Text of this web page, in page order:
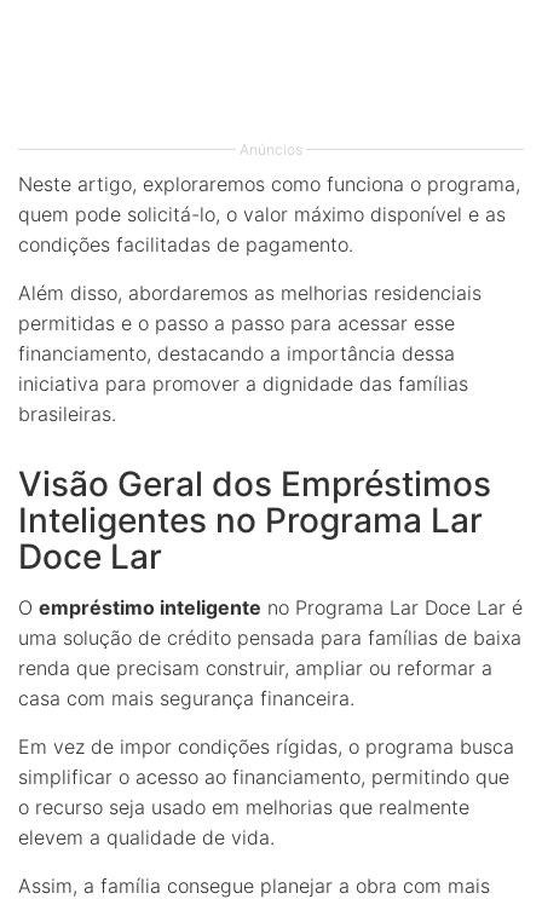
Anúncios
Neste artigo, exploraremos como funciona o programa,
quem pode solicitá-lo, o valor máximo disponível e as
condições facilitadas de pagamento.
Além disso, abordaremos as melhorias residenciais
permitidas e o passo a passo para acessar esse
financiamento, destacando a importância dessa
iniciativa para promover a dignidade das famílias
brasileiras.
Visão Geral dos Empréstimos
Inteligentes no Programa Lar
Doce Lar
O empréstimo inteligente no Programa Lar Doce Lar é
uma solução de crédito pensada para famílias de baixa
renda que precisam construir, ampliar ou reformar a
casa com mais segurança financeira.
Em vez de impor condições rígidas, o programa busca
simplificar o acesso ao financiamento, permitindo que
o recurso seja usado em melhorias que realmente
elevem a qualidade de vida.
Assim, a família consegue planejar a obra com mais